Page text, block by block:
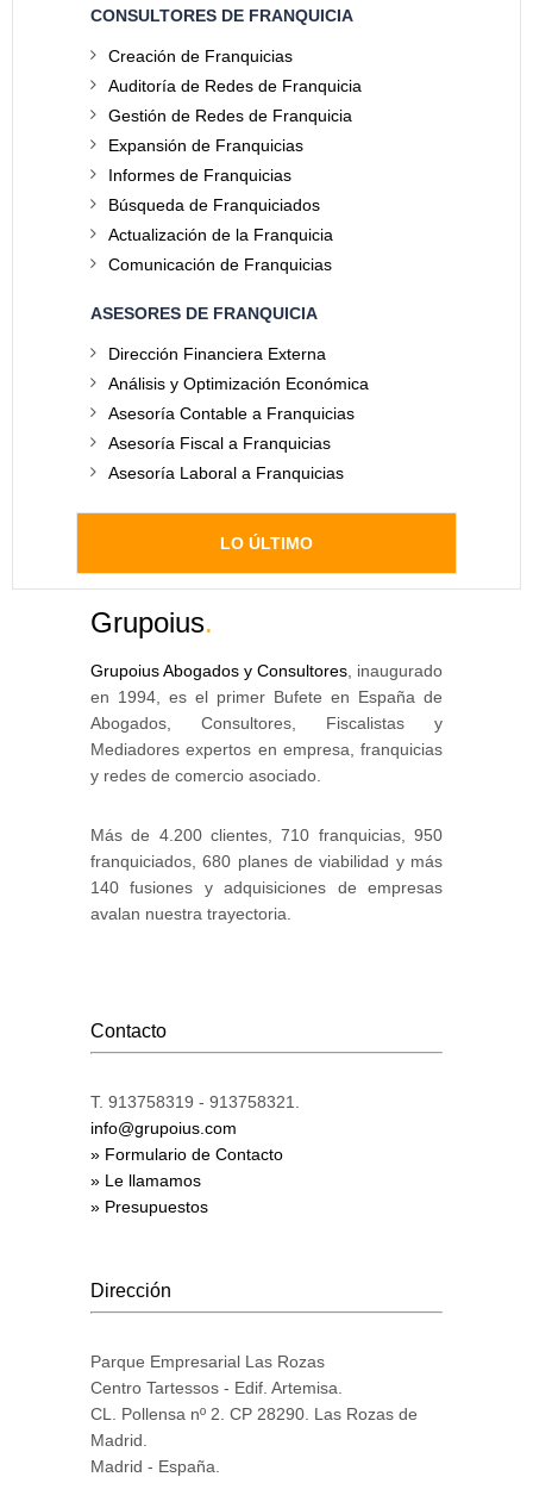
CONSULTORES DE FRANQUICIA
Creación de Franquicias
Auditoría de Redes de Franquicia
Gestión de Redes de Franquicia
Expansión de Franquicias
Informes de Franquicias
Búsqueda de Franquiciados
Actualización de la Franquicia
Comunicación de Franquicias
ASESORES DE FRANQUICIA
Dirección Financiera Externa
Análisis y Optimización Económica
Asesoría Contable a Franquicias
Asesoría Fiscal a Franquicias
Asesoría Laboral a Franquicias
LO ÚLTIMO
Grupoius.
Grupoius Abogados y Consultores , inaugurado
en 1994, es el primer Bufete en España de
Abogados, Consultores, Fiscalistas y
Mediadores expertos en empresa, franquicias
y redes de comercio asociado.
Más de 4.200 clientes, 710 franquicias, 950
franquiciados, 680 planes de viabilidad y más
140 fusiones y adquisiciones de empresas
avalan nuestra trayectoria.
Contacto
T. 913758319 - 913758321.
info@grupoius.com
» Formulario de Contacto
» Le llamamos
» Presupuestos
Dirección
Parque Empresarial Las Rozas
Centro Tartessos - Edif. Artemisa.
CL. Pollensa nº 2. CP 28290. Las Rozas de
Madrid.
Madrid - España.